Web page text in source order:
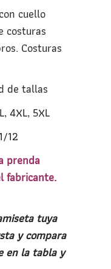
cuello
costuras
Costuras
de tallas
4XL, 5XL
12
prenda
fabricante.
tuya
y compara
en la tabla y